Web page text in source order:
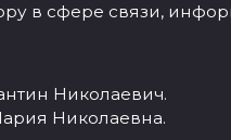
в сфере связи,
Николаевич.
Николаевна.